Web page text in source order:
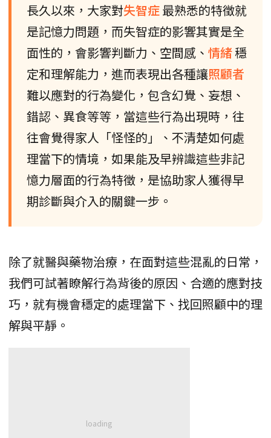
長久以來，大家對失智症最熟悉的特徵就
是記憶力問題，而失智症的影響其實是全
面性的，會影響判斷力、空間感、 情緒穩
定和理解能力，進而表現出各種讓照顧者
難以應對的行為變化，包含幻覺、妄想、
錯認、異食等等，當這些行為出現時，往
往會覺得家人「怪怪的」、不清楚如何處
理當下的情境，如果能及早辨識這些非記
憶力層面的行為特徵，是協助家人獲得早
期診斷與介入的關鍵一步。
除了就醫與藥物治療，在面對這些混亂的日常，
我們可試著瞭解行為背後的原因、合適的應對技
巧，就有機會穩定的處理當下、找回照顧中的理
解與平靜。